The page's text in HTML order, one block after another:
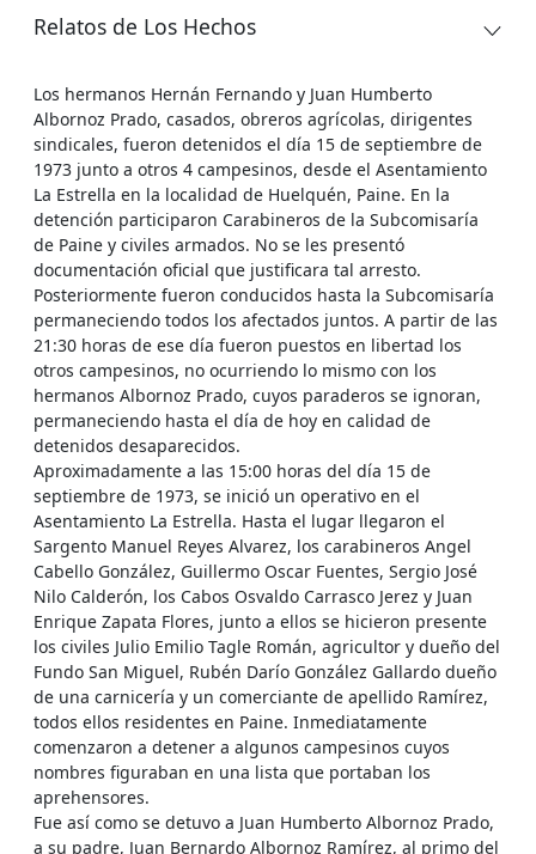
Relatos de Los Hechos
Los hermanos Hernán Fernando y Juan Humberto
Albornoz Prado, casados, obreros agrícolas, dirigentes
sindicales, fueron detenidos el día 15 de septiembre de
1973 junto a otros 4 campesinos, desde el Asentamiento
La Estrella en la localidad de Huelquén, Paine. En la
detención participaron Carabineros de la Subcomisaría
de Paine y civiles armados. No se les presentó
documentación oficial que justificara tal arresto.
Posteriormente fueron conducidos hasta la Subcomisaría
permaneciendo todos los afectados juntos. A partir de las
21:30 horas de ese día fueron puestos en libertad los
otros campesinos, no ocurriendo lo mismo con los
hermanos Albornoz Prado, cuyos paraderos se ignoran,
permaneciendo hasta el día de hoy en calidad de
detenidos desaparecidos.
Aproximadamente a las 15:00 horas del día 15 de
septiembre de 1973, se inició un operativo en el
Asentamiento La Estrella. Hasta el lugar llegaron el
Sargento Manuel Reyes Alvarez, los carabineros Angel
Cabello González, Guillermo Oscar Fuentes, Sergio José
Nilo Calderón, los Cabos Osvaldo Carrasco Jerez y Juan
Enrique Zapata Flores, junto a ellos se hicieron presente
los civiles Julio Emilio Tagle Román, agricultor y dueño del
Fundo San Miguel, Rubén Darío González Gallardo dueño
de una carnicería y un comerciante de apellido Ramírez,
todos ellos residentes en Paine. Inmediatamente
comenzaron a detener a algunos campesinos cuyos
nombres figuraban en una lista que portaban los
aprehensores.
Fue así como se detuvo a Juan Humberto Albornoz Prado,
a su padre, Juan Bernardo Albornoz Ramírez, al primo del